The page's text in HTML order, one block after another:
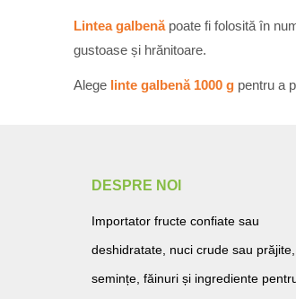
Lintea galbenăpoate fi folosită în
gustoase și hrănitoare.
Alege linte galbenă 1000 g pentru a
DESPRE NOI
Importator fructe confiate sau
deshidratate, nuci crude sau prăjite,
semințe, făinuri și ingrediente